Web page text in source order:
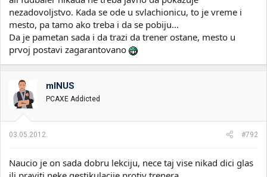
nezadovoljstvo. Kada se ode u svlachionicu, to je vreme i
mesto, pa tamo ako treba i da se pobiju...
Da je pametan sada i da trazi da trener ostane, mesto u
prvoj postavi zagarantovano
mINUS
PCAXE Addicted
03.05.2012. #792
Naucio je on sada dobru lekciju, nece taj vise nikad dici glas